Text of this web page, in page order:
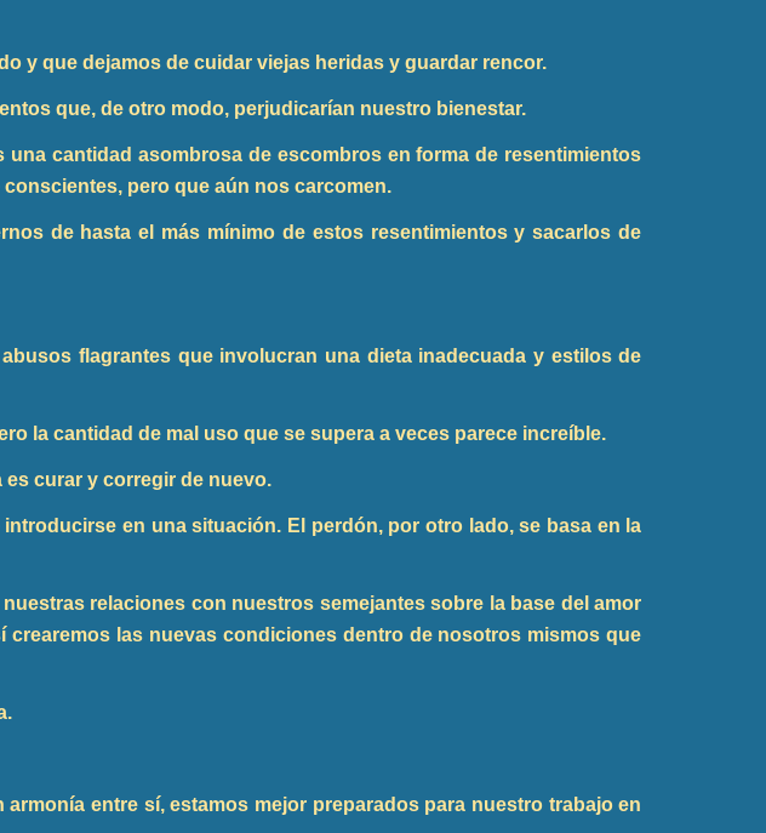
y que dejamos de cuidar viejas heridas y guardar rencor.
que, de otro modo, perjudicarían nuestro bienestar.
cantidad asombrosa de escombros en forma de resentimientos
pero que aún nos carcomen.
de hasta el más mínimo de estos resentimientos y sacarlos de
flagrantes que involucran una dieta inadecuada y estilos de
la cantidad de mal uso que se supera a veces parece increíble.
es curar y corregir de nuevo.
en una situación. El perdón, por otro lado, se basa en la
relaciones con nuestros semejantes sobre la base del amor
las nuevas condiciones dentro de nosotros mismos que
entre sí, estamos mejor preparados para nuestro trabajo en